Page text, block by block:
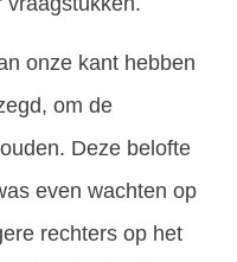
onze kant hebben
om de
Deze belofte
even wachten op
rechters op het